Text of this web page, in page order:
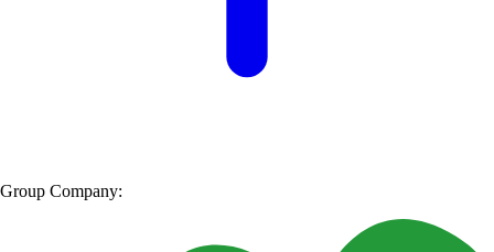
Group Company: